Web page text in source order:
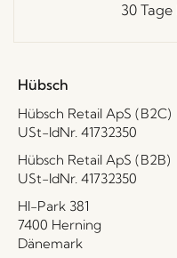
30
Hübsch
Hübsch Retail ApS (B2C)
USt-IdNr. 41732350
Hübsch Retail ApS (B2B)
USt-IdNr. 41732350
HI-Park 381
7400 Herning
Dänemark